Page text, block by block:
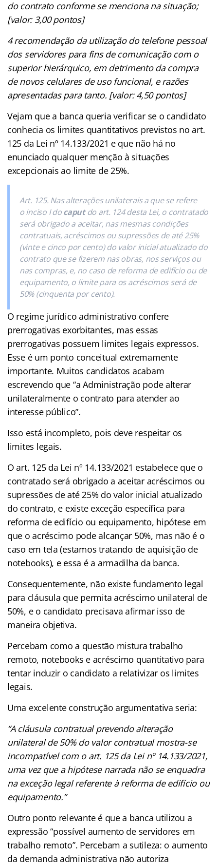
do contrato conforme se menciona na situação;
[valor: 3,00 pontos]
4 recomendação da utilização do telefone pessoal
dos servidores para fins de comunicação com o
superior hierárquico, em detrimento da compra
de novos celulares de uso funcional, e razões
apresentadas para tanto. [valor: 4,50 pontos]
Vejam que a banca queria verificar se o candidato
conhecia os limites quantitativos previstos no art.
125 da Lei nº 14.133/2021 e que não há no
enunciado qualquer menção à situações
excepcionais ao limite de 25%.
Art. 125. Nas alterações unilaterais a que se refere
o inciso I docaputdo art. 124 desta Lei, o contratado
será obrigado a aceitar, nas mesmas condições
contratuais, acréscimos ou supressões de até 25%
(vinte e cinco por cento) do valor inicial atualizado do
contrato que se fizerem nas obras, nos serviços ou
nas compras, e, no caso de reforma de edifício ou de
equipamento, o limite para os acréscimos será de
50% (cinquenta por cento).
O regime jurídico administrativo confere
prerrogativas exorbitantes, mas essas
prerrogativas possuem limites legais expressos.
Esse é um ponto conceitual extremamente
importante. Muitos candidatos acabam
escrevendo que “a Administração pode alterar
unilateralmente o contrato para atender ao
interesse público”.
Isso está incompleto, pois deve respeitar os
limites legais.
O art. 125 da Lei nº 14.133/2021 estabelece que o
contratado será obrigado a aceitar acréscimos ou
supressões de até 25% do valor inicial atualizado
do contrato, e existe exceção específica para
reforma de edifício ou equipamento, hipótese em
que o acréscimo pode alcançar 50%, mas não é o
caso em tela (estamos tratando de aquisição de
notebooks), e essa é a armadilha da banca.
Consequentemente, não existe fundamento legal
para cláusula que permita acréscimo unilateral de
50%, e o candidato precisava afirmar isso de
maneira objetiva.
Percebam como a questão mistura trabalho
remoto, notebooks e acréscimo quantitativo para
tentar induzir o candidato a relativizar os limites
legais.
Uma excelente construção argumentativa seria:
“A cláusula contratual prevendo alteração
unilateral de 50% do valor contratual mostra-se
incompatível com o art. 125 da Lei nº 14.133/2021,
uma vez que a hipótese narrada não se enquadra
na exceção legal referente à reforma de edifício ou
equipamento.”
Outro ponto relevante é que a banca utilizou a
expressão “possível aumento de servidores em
trabalho remoto”. Percebam a sutileza: o aumento
da demanda administrativa não autoriza